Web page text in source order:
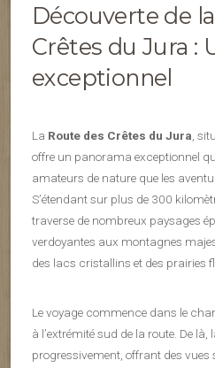
Découverte de
Crêtes du Jura :
exceptionnel
La Route des Crêtes du Jura ,
offre un panorama exceptionnel
amateurs de nature que les
S’étendant sur plus de 300
traverse de nombreux paysages
verdoyantes aux montagnes
des lacs cristallins et des prairies
Le voyage commence dans le
à l’extrémité sud de la route. De là,
progressivement, offrant des